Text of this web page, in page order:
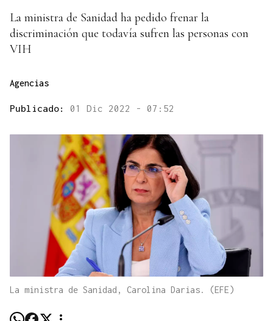
La ministra de Sanidad ha pedido frenar la
discriminación que todavía sufren las personas con
VIH
Agencias
Publicado: 01 Dic 2022 - 07:52
La ministra de Sanidad, Carolina Darias. (EFE)